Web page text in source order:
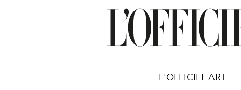
L'OFFICIEL ART